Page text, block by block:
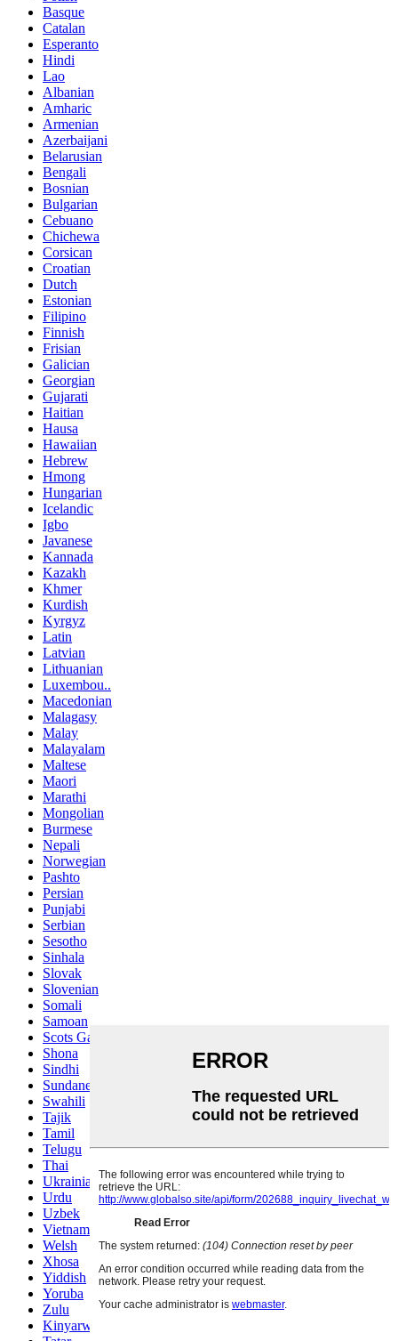
Basque
Catalan
Esperanto
Hindi
Lao
Albanian
Amharic
Armenian
Azerbaijani
Belarusian
Bengali
Bosnian
Bulgarian
Cebuano
Chichewa
Corsican
Croatian
Dutch
Estonian
Filipino
Finnish
Frisian
Galician
Georgian
Gujarati
Haitian
Hausa
Hawaiian
Hebrew
Hmong
Hungarian
Icelandic
Igbo
Javanese
Kannada
Kazakh
Khmer
Kurdish
Kyrgyz
Latin
Latvian
Lithuanian
Luxembou..
Macedonian
Malagasy
Malay
Malayalam
Maltese
Maori
Marathi
Mongolian
Burmese
Nepali
Norwegian
Pashto
Persian
Punjabi
Serbian
Sesotho
Sinhala
Slovak
Slovenian
Somali
Samoan
Scots Gaelic
Shona
Sindhi
Sundanese
Swahili
Tajik
Tamil
Telugu
Thai
Ukrainian
Urdu
Uzbek
Vietnamese
Welsh
Xhosa
Yiddish
Yoruba
Zulu
Kinyarwanda